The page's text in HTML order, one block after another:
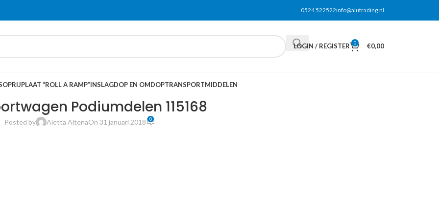
0524 522522info@alutrading.nl
LOGIN / REGISTER 0 €0,00
OPRIJPLAAT “ROLL A RAMP”INSLAGDOP EN OMDOPTRANSPORTMIDDELEN
Podiumdelen 115168
Posted by Aletta AltenaOn 31 januari 2018 0